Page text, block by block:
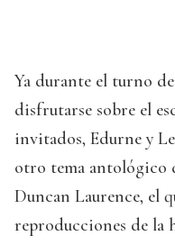
Ya durante el turno
disfrutarse sobre el
invitados, Edurne y
otro tema antológico
Duncan Laurence, el
reproducciones de la